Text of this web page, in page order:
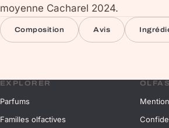
moyenne Cacharel 2024.
Composition Avis
EXPLORER
Parfums
Familles olfactives